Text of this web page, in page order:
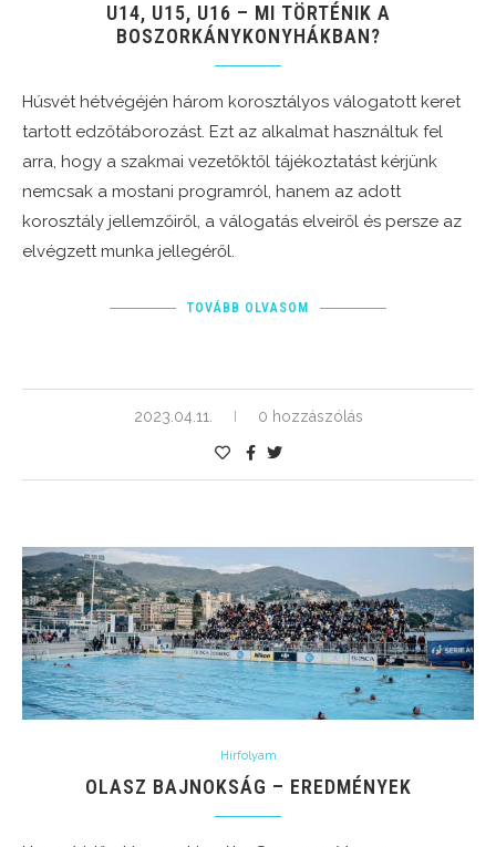
U14, U15, U16 – MI TÖRTÉNIK A
BOSZORKÁNYKONYHÁKBAN?
Húsvét hétvégéjén három korosztályos válogatott keret
tartott edzőtáborozást. Ezt az alkalmat használtuk fel
arra, hogy a szakmai vezetőktől tájékoztatást kérjünk
nemcsak a mostani programról, hanem az adott
korosztály jellemzőiről, a válogatás elveiről és persze az
elvégzett munka jellegéről.
TOVÁBB OLVASOM
2023.04.11. 0 hozzászólás
Hírfolyam
OLASZ BAJNOKSÁG – EREDMÉNYEK